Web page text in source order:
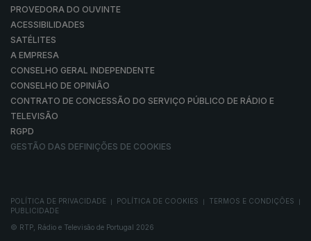
PROVEDORA DO OUVINTE
ACESSIBILIDADES
SATÉLITES
A EMPRESA
CONSELHO GERAL INDEPENDENTE
CONSELHO DE OPINIÃO
CONTRATO DE CONCESSÃO DO SERVIÇO PÚBLICO DE RÁDIO E
TELEVISÃO
RGPD
GESTÃO DAS DEFINIÇÕES DE COOKIES
POLÍTICA DE PRIVACIDADE POLÍTICA DE COOKIES TERMOS E CONDIÇÕES
PUBLICIDADE
© RTP, Rádio e Televisão de Portugal 2026